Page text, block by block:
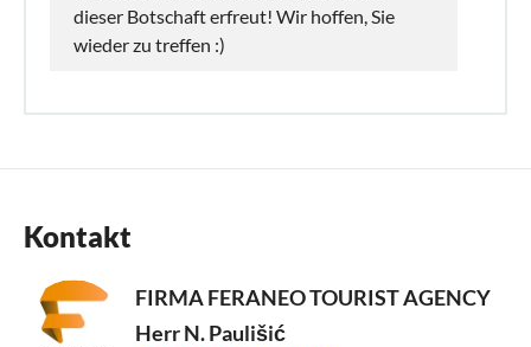
dieser Botschaft erfreut! Wir hoffen, Sie
wieder zu treffen :)
Kontakt
FIRMA FERANEO TOURIST AGENCY
Herr N. Paulišić